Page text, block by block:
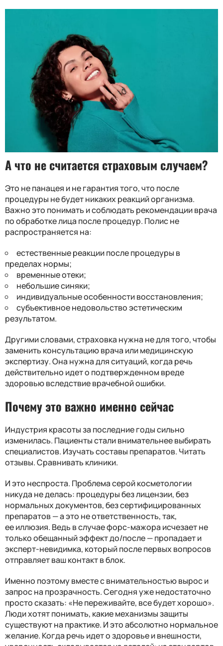
А что не считается страховым случаем?
Это не панацея и не гарантия того, что после
процедуры не будет никаких реакций организма.
Важно это понимать и соблюдать рекомендации врача
по обработке лица после процедур. Полис не
распространяется на:
естественные реакции после процедуры в
пределах нормы;
временные отеки;
небольшие синяки;
индивидуальные особенности восстановления;
субъективное недовольство эстетическим
результатом.
Другими словами, страховка нужна не для того, чтобы
заменить консультацию врача или медицинскую
экспертизу. Она нужна для ситуаций, когда речь
действительно идет о подтвержденном вреде
здоровью вследствие врачебной ошибки.
Почему это важно именно сейчас
Индустрия красоты за последние годы сильно
изменилась. Пациенты стали внимательнее выбирать
специалистов. Изучать составы препаратов. Читать
отзывы. Сравнивать клиники.
И это неспроста. Проблема серой косметологии
никуда не делась: процедуры без лицензии, без
нормальных документов, без сертифицированных
препаратов — а это не ответственность, так,
ееиллюзия. Ведь в случае форс-мажора исчезает не
только обещанный эффект до/после — пропадает и
эксперт-невидимка, который после первых вопросов
отправляет ваш контакт в блок.
Именно поэтому вместе с внимательностью вырос и
запрос на прозрачность. Сегодня уже недостаточно
просто сказать: «Не переживайте, всебудет хорошо».
Люди хотят понимать, какие механизмы защиты
существуют на практике. И это абсолютно нормальное
желание. Когда речь идет о здоровье и внешности,